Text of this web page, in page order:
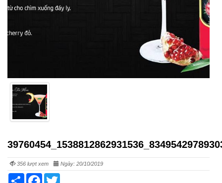
356 lượt xem Ngày: 20/10/2019
Share Facebook